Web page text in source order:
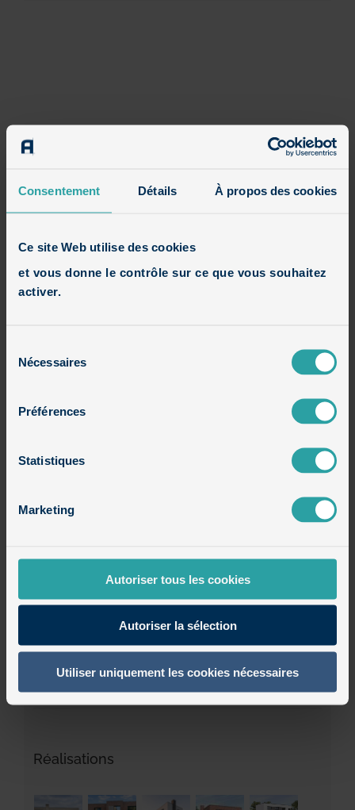
Consentement Détails À propos des cookies
Ce site Web utilise des cookies
et vous donne le contrôle sur ce que vous souhaitez
activer.
Nécessaires
Préférences
Statistiques
Marketing
Autoriser tous les cookies
Autoriser la sélection
Utiliser uniquement les cookies nécessaires
Rechercher:
Houzz
Maisons cubiques en brique et bois
Maisons cubiques en brique et enduit
Maisons cubiques en enduit et bois
Maisons semi-cubiques
Réalisations